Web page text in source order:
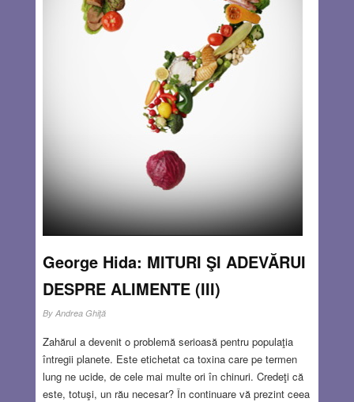
MAY 21, 2013 1 COMMENT
George Hida: MITURI ŞI ADEVĂRUI
DESPRE ALIMENTE (III)
By Andrea Ghiţă
Zahărul a devenit o problemă serioasă pentru populaţia
întregii planete. Este etichetat ca toxina care pe termen
lung ne ucide, de cele mai multe ori în chinuri. Credeţi că
este, totuşi, un rău necesar? În continuare vă prezint ceea